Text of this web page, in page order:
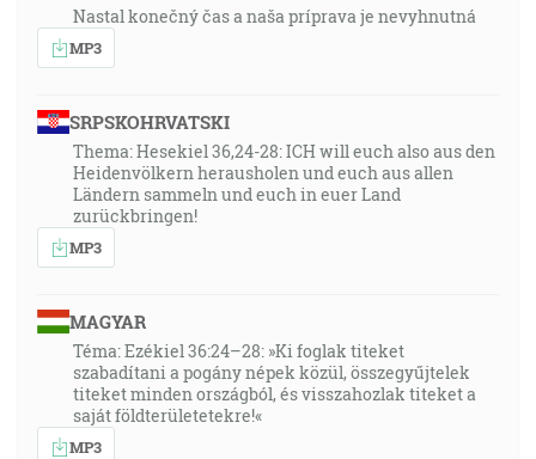
Nastal konečný čas a naša príprava je nevyhnutná
MP3
SRPSKOHRVATSKI
Thema: Hesekiel 36,24-28: ICH will euch also aus den
Heidenvölkern herausholen und euch aus allen
Ländern sammeln und euch in euer Land
zurückbringen!
MP3
MAGYAR
Téma: Ezékiel 36:24–28: »Ki foglak titeket
szabadítani a pogány népek közül, összegyűjtelek
titeket minden országból, és visszahozlak titeket a
saját földterületetekre!«
MP3